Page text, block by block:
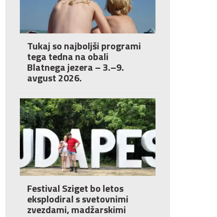
Tukaj so najboljši programi
tega tedna na obali
Blatnega jezera – 3.–9.
avgust 2026.
Festival Sziget bo letos
eksplodiral s svetovnimi
zvezdami, madžarskimi